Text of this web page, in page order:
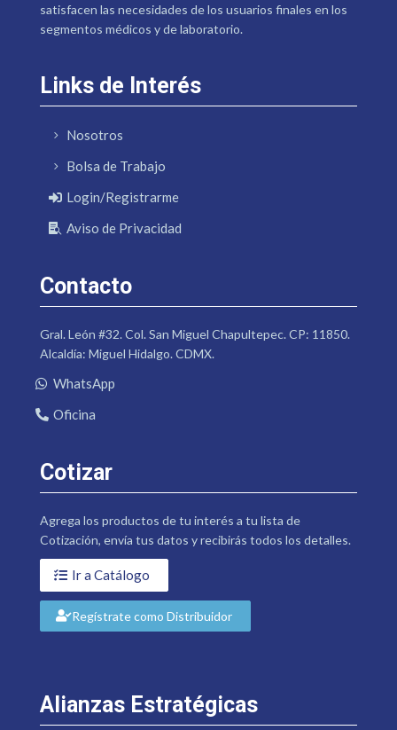
satisfacen las necesidades de los usuarios finales en los
segmentos médicos y de laboratorio.
Links de Interés
Nosotros
Bolsa de Trabajo
Login/Registrarme
Aviso de Privacidad
Contacto
Gral. León #32. Col. San Miguel Chapultepec. CP: 11850.
Alcaldía: Miguel Hidalgo. CDMX.
WhatsApp
Oficina
Cotizar
Agrega los productos de tu interés a tu lista de
Cotización, envía tus datos y recibirás todos los detalles.
Ir a Catálogo
Regístrate como Distribuidor
Alianzas Estratégicas